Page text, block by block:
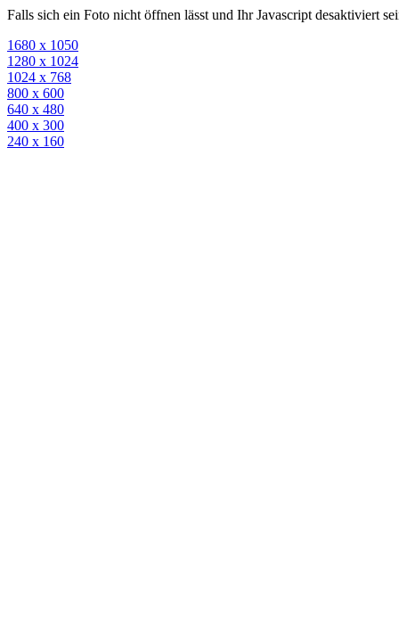
Falls sich ein Foto nicht öffnen lässt und Ihr Javascript desaktiviert
1680 x 1050
1280 x 1024
1024 x 768
800 x 600
640 x 480
400 x 300
240 x 160